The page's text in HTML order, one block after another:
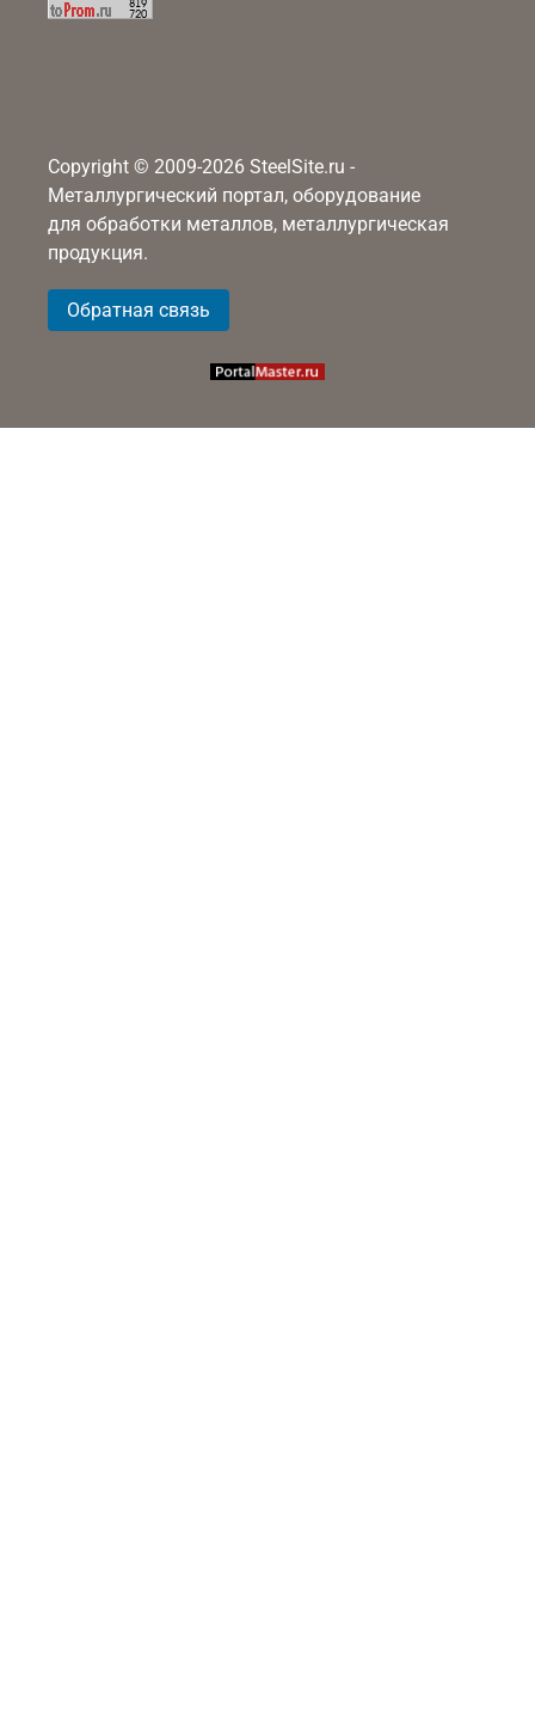
Copyright © 2009-2026 SteelSite.ru -
Металлургический портал, оборудование
для обработки металлов, металлургическая
продукция.
Обратная связь